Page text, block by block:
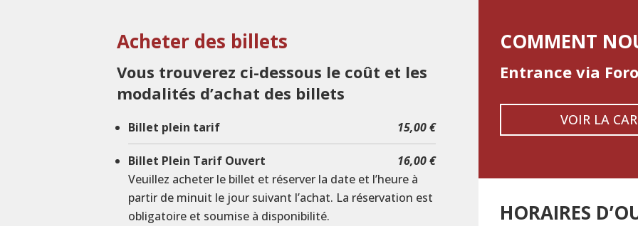
Acheter des billets
Vous trouverez ci-dessous le coût et les
modalités d’achat des billets
Billet plein tarif 15,00 €
Billet Plein Tarif Ouvert
16,00 €
Veuillez acheter le billet et réserver la date et l’heure à
partir de minuit le jour suivant l’achat. La réservation est
obligatoire et soumise à disponibilité.
COMMENT
Entrance via
VOIR LA
HORAIRES